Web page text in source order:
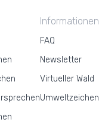
Informationen
FAQ
Newsletter
Virtueller Wald
Umweltzeichen